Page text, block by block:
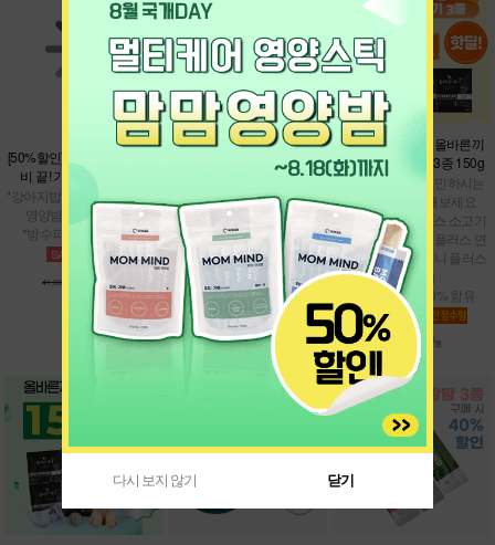
[50%할인] 간단하게 여행 준
비 끝! 가볍'개' 바캉스팩
*강아지밥 맛보기 7종 + 맘맘
영양밤 (택1) + 냠냠이
*방수파우치 추가 증정
20,600원
[37%할인] 쿨썸머 밸런스 팩
*올바른끼니 본품 택1 + 남극
*여름철 건강관리
*면역관리
57,500원 36,200 원
★샘플900핫딜★올바른끼
니 플러스 맛보기 3종 150g
* 강아지밥으로 고민하시는
분들은 테스트 해보세요
* 올바른끼니 플러스 소고기
50g + 올바른끼니 플러스 연
어 50g + 올바른끼니 플러스
오리 50g
* 신선한 생육 60% 함유
4,800원 900 원
다시 보지 않기 닫기
다시 보지 않기 닫기